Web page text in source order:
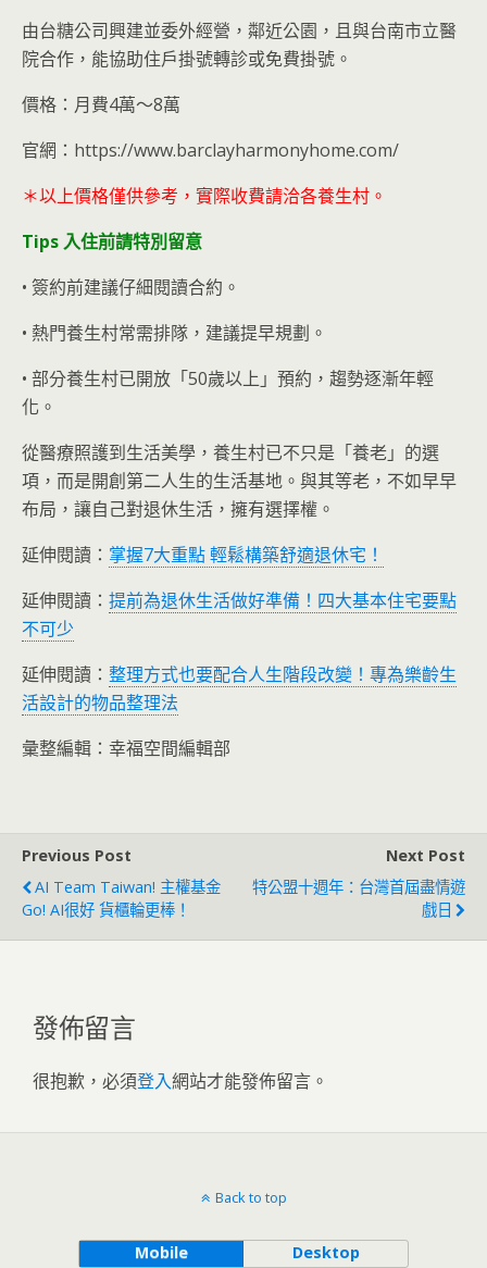
由台糖公司興建並委外經營，鄰近公園，且與台南市立醫
院合作，能協助住戶掛號轉診或免費掛號。
價格：月費4萬～8萬
官網：https://www.barclayharmonyhome.com/
＊以上價格僅供參考，實際收費請洽各養生村。
Tips 入住前請特別留意
• 簽約前建議仔細閱讀合約。
• 熱門養生村常需排隊，建議提早規劃。
• 部分養生村已開放「50歲以上」預約，趨勢逐漸年輕
化。
從醫療照護到生活美學，養生村已不只是「養老」的選
項，而是開創第二人生的生活基地。與其等老，不如早早
布局，讓自己對退休生活，擁有選擇權。
延伸閱讀： 掌握7大重點 輕鬆構築舒適退休宅！
延伸閱讀： 提前為退休生活做好準備！四大基本住宅要點
不可少
延伸閱讀： 整理方式也要配合人生階段改變！專為樂齡生
活設計的物品整理法
彙整編輯：幸福空間編輯部
Previous Post
AI Team Taiwan! 主權基金
Go! AI很好 貨櫃輪更棒！
Next Post
特公盟十週年：台灣首屆盡情遊
戲日
發佈留言
很抱歉，必須登入網站才能發佈留言。
Back to top
Mobile Desktop